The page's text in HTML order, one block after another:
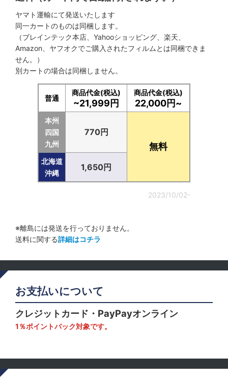
ヤマト運輸にて発送いたします
同一カートのものは同梱します。
（ブレインテック本店、Yahooショッピング、楽天、
Amazon、ヤフオクでご購入されたフィルムとは同梱できま
せん。）
別カートの場合は同梱しません。
普通
商品代金(税込)
~21,999円
商品代金(税込)
22,000円~
本州
四国
九州
770円
無料
北海道
沖縄
1,650円
2023/10/02-
※離島には発送を行っておりません。
送料に関する詳細はコチラ
お支払いについて
クレジットカード・PayPayオンライン
1％ポイントバック対象です。